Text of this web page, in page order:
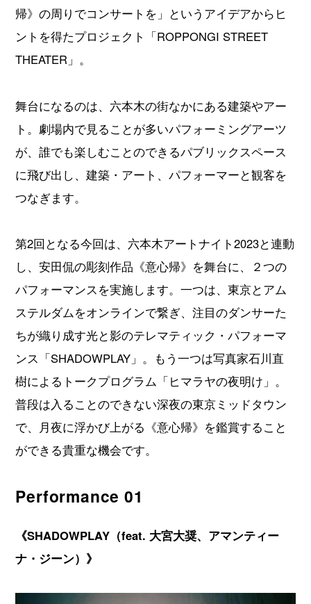
帰》の周りでコンサートを」というアイデアからヒ
ントを得たプロジェクト「ROPPONGI STREET
THEATER」。
舞台になるのは、六本木の街なかにある建築やアー
ト。劇場内で見ることが多いパフォーミングアーツ
が、誰でも楽しむことのできるパブリックスペース
に飛び出し、建築・アート、パフォーマーと観客を
つなぎます。
第2回となる今回は、六本木アートナイト2023と連動
し、安田侃の彫刻作品《意心帰》を舞台に、２つの
パフォーマンスを実施します。一つは、東京とアム
ステルダムをオンラインで繋ぎ、注目のダンサーた
ちが織り成す光と影のテレマティック・パフォーマ
ンス「SHADOWPLAY」。もう一つは写真家石川直
樹によるトークプログラム「ヒマラヤの夜明け」。
普段は入ることのできない深夜の東京ミッドタウン
で、月夜に浮かび上がる《意心帰》を鑑賞すること
ができる貴重な機会です。
Performance 01
《SHADOWPLAY（feat. 大宮大奨、アマンティー
ナ・ジーン）》